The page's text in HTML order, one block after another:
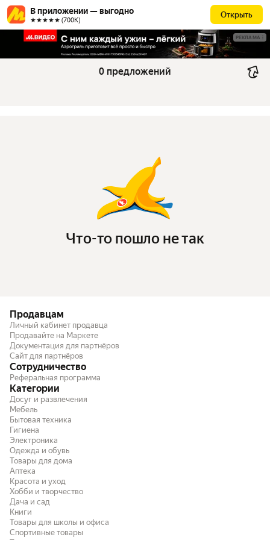
В приложении — выгодно
★★★★★ (700К)
Открыть
РЕКЛАМА
0 предложений
Что-то пошло не так
Продавцам
Личный кабинет продавца
Продавайте на Маркете
Документация для партнёров
Сайт для партнёров
Сотрудничество
Реферальная программа
Категории
Досуг и развлечения
Мебель
Бытовая техника
Гигиена
Электроника
Одежда и обувь
Товары для дома
Аптека
Красота и уход
Хобби и творчество
Дача и сад
Книги
Товары для школы и офиса
Спортивные товары